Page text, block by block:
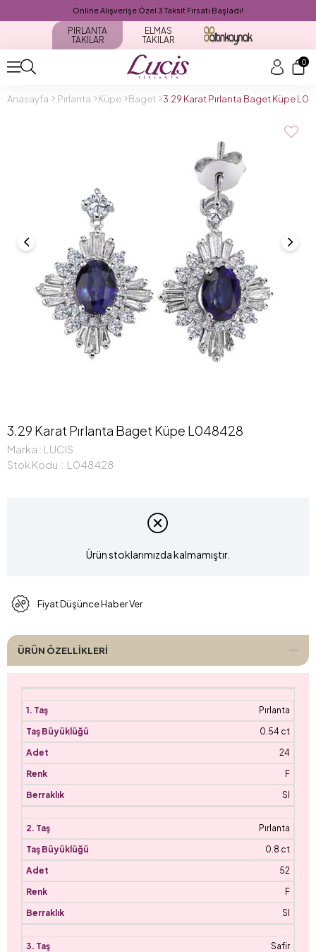
Online Alışverişe Özel 3 Taksit Fırsatı Başladı!
PIRLANTA
TAKILAR
ELMAS
TAKILAR
0
Anasayfa Pırlanta Küpe Baget 3.29 Karat Pırlanta Baget Küpe
3.29 Karat Pırlanta Baget Küpe L048428
Marka : LUCIS
Stok Kodu
L048428
Ürün stoklarımızda kalmamıştır.
Fiyat Düşünce Haber Ver
ÜRÜN ÖZELLIKLERI
Pırlanta
0.54 ct
24
F
SI
Pırlanta
0.8 ct
52
F
SI
Safir